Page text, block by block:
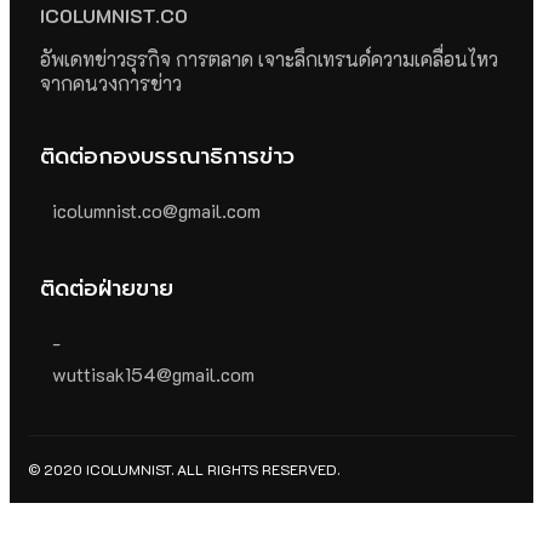
ICOLUMNIST.CO
อัพเดทข่าวธุรกิจ การตลาด เจาะลึกเทรนด์ความเคลื่อนไหว
จากคนวงการข่าว
ติดต่อกองบรรณาธิการข่าว
icolumnist.co@gmail.com
ติดต่อฝ่ายขาย
-
wuttisak154@gmail.com
© 2020 ICOLUMNIST. ALL RIGHTS RESERVED.